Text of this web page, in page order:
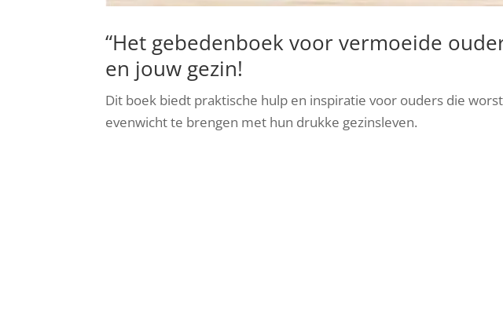
“Het gebedenboek voor vermoeide
en jouw gezin!
Dit boek biedt praktische hulp en inspiratie voor ouders die
evenwicht te brengen met hun drukke gezinsleven.